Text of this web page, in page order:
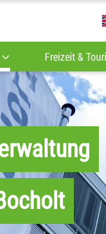
Freizeit &